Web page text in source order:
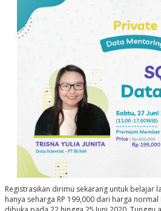
Registrasikan dirimu sekarang untuk belajar
hanya seharga RP 199,000 dari harga normal